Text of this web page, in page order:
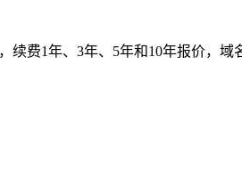
续费1年、3年、5年和10年报价，